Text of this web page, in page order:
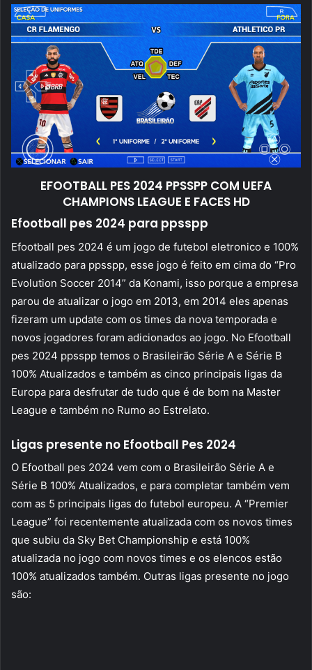
EFOOTBALL PES 2024 PPSSPP COM UEFA
CHAMPIONS LEAGUE E FACES HD
Efootball pes 2024 para ppsspp
Efootball pes 2024 é um jogo de futebol eletronico e 100%
atualizado para ppsspp, esse jogo é feito em cima do “Pro
Evolution Soccer 2014” da Konami, isso porque a empresa
parou de atualizar o jogo em 2013, em 2014 eles apenas
fizeram um update com os times da nova temporada e
novos jogadores foram adicionados ao jogo. No Efootball
pes 2024 ppsspp temos o Brasileirão Série A e Série B
100% Atualizados e também as cinco principais ligas da
Europa para desfrutar de tudo que é de bom na Master
League e também no Rumo ao Estrelato.
Ligas presente no Efootball Pes 2024
O Efootball pes 2024 vem com o Brasileirão Série A e
Série B 100% Atualizados, e para completar também vem
com as 5 principais ligas do futebol europeu. A “Premier
League” foi recentemente atualizada com os novos times
que subiu da Sky Bet Championship e está 100%
atualizada no jogo com novos times e os elencos estão
100% atualizados também. Outras ligas presente no jogo
são: